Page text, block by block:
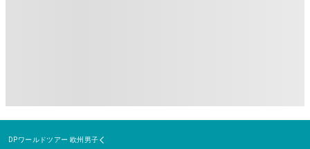
DPワールドツアー 欧州男子